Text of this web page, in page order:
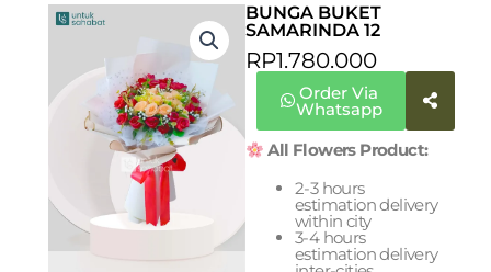
BUNGA BUKET
SAMARINDA 12
RP1.780.000
Order Via
Whatsapp
All Flowers Product:
2-3 hours
estimation delivery
within city
3-4 hours
estimation delivery